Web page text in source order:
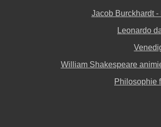
Jacob Burckhardt
Leonardo
William Shakespeare
Philosophie